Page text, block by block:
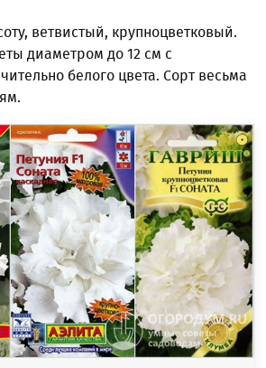
ветвистый, крупноцветковый.
диаметром до 12 см с
белого цвета. Сорт весьма